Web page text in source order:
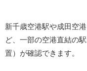
新千歳空港駅や成田空
ど、一部の空港直結の
置）が確認できます。